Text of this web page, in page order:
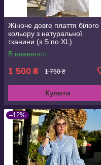
Жіноче довге плаття білого
кольору з натуральної
тканини (з S по XL)
В наявності
1 500 ₴ 1 750 ₴
Купити
–12%